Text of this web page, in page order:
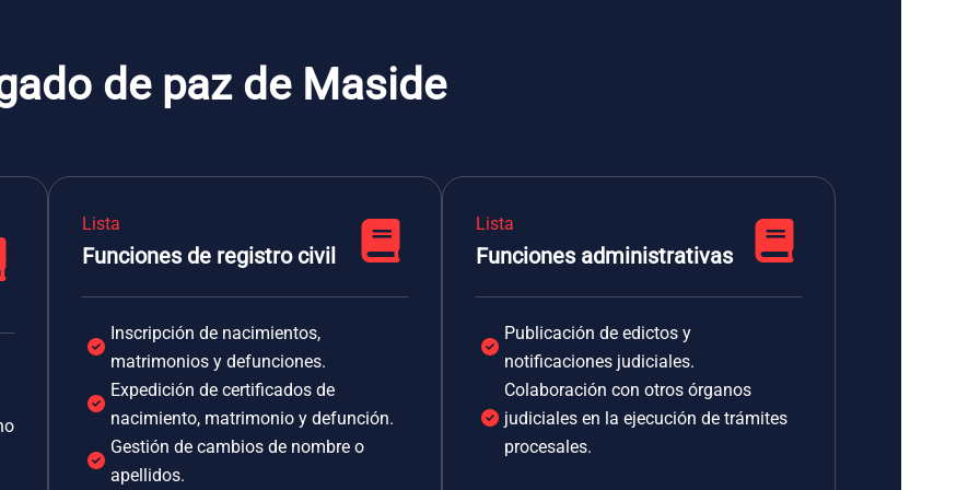
de paz de Maside
Lista
Funciones de registro civil
Inscripción de nacimientos,
matrimonios y defunciones.
Expedición de certificados de
nacimiento, matrimonio y defunción.
Gestión de cambios de nombre o
apellidos.
Lista
Funciones administrativas
Publicación de edictos y
notificaciones judiciales.
Colaboración con otros órganos
judiciales en la ejecución de trámites
procesales.